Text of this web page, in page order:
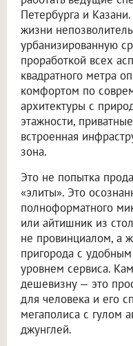
Петербурга и
жизни
урбанизированную
проработкой всех
квадратного метра
комфортом по
архитектуры с
этажности,
встроенная
зона.
Это не попытка
«элиты». Это
полноформатного
или айтишник из
не провинциалом, а
пригорода с
уровнем сервиса.
дешевизну — это
для человека и его
мегаполиса с гулом
джунглей.